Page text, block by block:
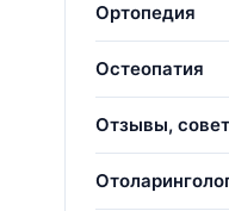
Ортопедия
Остеопатия
Отзывы,